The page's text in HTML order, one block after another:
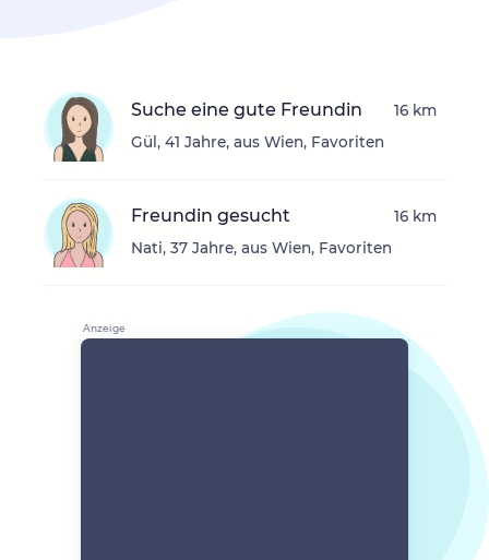
Suche eine gute Freundin
Gül, 41 Jahre, aus Wien, Favoriten
16 km
Freundin gesucht
Nati, 37 Jahre, aus Wien, Favoriten
16 km